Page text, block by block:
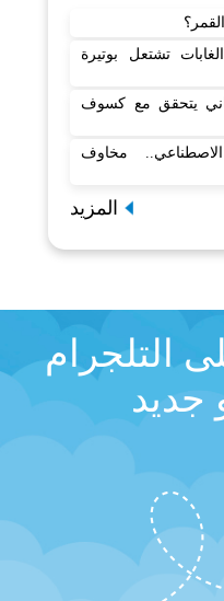
تشتعل بوتيرة
يتحقق مع كسوف
مخاوف
المزيد
التلجرام
جديد